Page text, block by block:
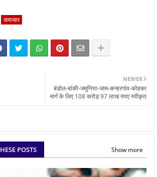
समाचार
NEWER
बंडोल-बांकी-जमुनिया-जाम-कन्हरगांव-कोहका
मार्ग के लिए 108 करोड़ 97 लाख रुपए स्वीकृत
POSTS Show more